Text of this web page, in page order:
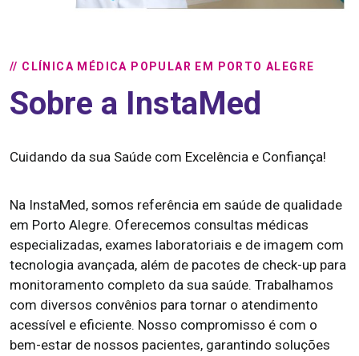
// CLÍNICA MÉDICA POPULAR EM PORTO ALEGRE
Sobre a InstaMed
Cuidando da sua Saúde com Excelência e Confiança!
Na InstaMed, somos referência em saúde de qualidade
em Porto Alegre. Oferecemos consultas médicas
especializadas, exames laboratoriais e de imagem com
tecnologia avançada, além de pacotes de check-up para
monitoramento completo da sua saúde. Trabalhamos
com diversos convênios para tornar o atendimento
acessível e eficiente. Nosso compromisso é com o
bem-estar de nossos pacientes, garantindo soluções